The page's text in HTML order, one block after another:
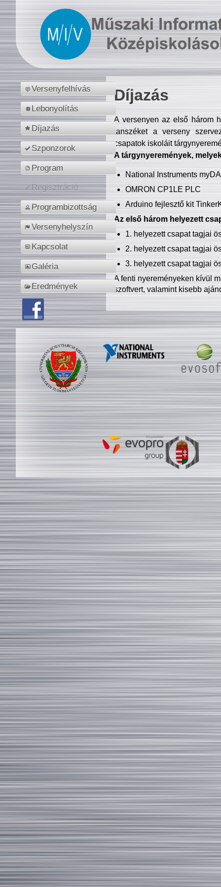
Versenyfelhívás
Lebonyolítás
Díjazás
Szponzorok
Program
Regisztráció
Programbizottság
Versenyhelyszín
Kapcsolat
Galéria
Eredmények
Díjazás
A versenyen az első három
tanszéket a verseny
csapatok iskoláit
A tárgynyeremények,
National Instruments
OMRON CP1LE PLC
Arduino fejlesztő kit
Az első három helyezett
1. helyezett csapat tagjai
2. helyezett csapat tagjai
3. helyezett csapat tagjai
A fenti nyereményeken kívül
szoftvert, valamint kisebb